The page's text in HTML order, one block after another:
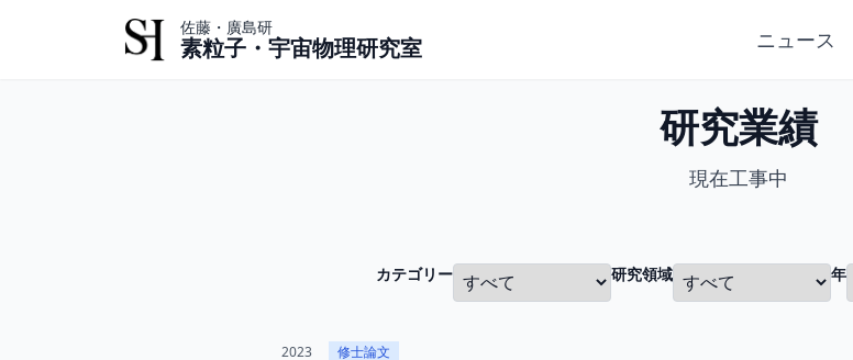
佐藤・廣島研
素粒子・宇宙物理研究室 ニュース
研究業績
現在工事中
カテゴリー 研究領域 年
2023 修士論文